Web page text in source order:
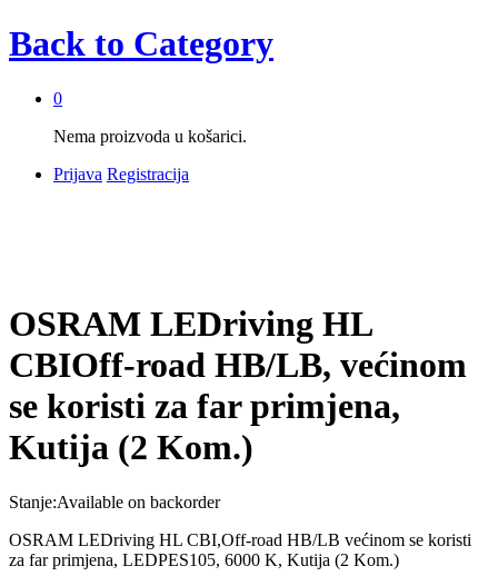
Back to Category
0
Nema proizvoda u košarici.
Prijava Registracija
OSRAM LEDriving HL
CBIOff-road HB/LB, većinom
se koristi za far primjena,
Kutija (2 Kom.)
Stanje:Available on backorder
OSRAM LEDriving HL CBI,Off-road HB/LB većinom se koristi
za far primjena, LEDPES105, 6000 K, Kutija (2 Kom.)